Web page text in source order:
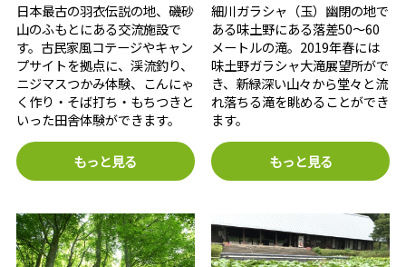
日本最古の羽衣伝説の地、磯砂
山のふもとにある交流施設で
す。古民家風コテージやキャン
プサイトを拠点に、渓流釣り、
ニジマスつかみ体験、こんにゃ
く作り・そば打ち・もちつきと
いった田舎体験ができます。
もっと見る
細川ガラシャ（玉）幽閉の地で
ある味土野にある落差50～60
メートルの滝。2019年春には
味土野ガラシャ大滝展望所がで
き、新緑深い山々から堂々と流
れ落ちる滝を眺めることができ
ます。
もっと見る